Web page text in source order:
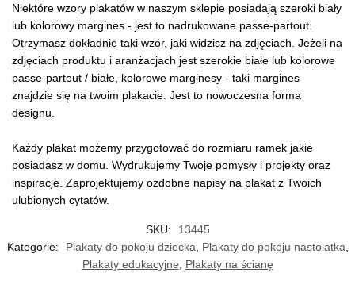
Niektóre wzory plakatów w naszym sklepie posiadają szeroki biały
lub kolorowy margines - jest to nadrukowane passe-partout.
Otrzymasz dokładnie taki wzór, jaki widzisz na zdjęciach. Jeżeli na
zdjęciach produktu i aranżacjach jest szerokie białe lub kolorowe
passe-partout / białe, kolorowe marginesy - taki margines
znajdzie się na twoim plakacie. Jest to nowoczesna forma
designu.
Każdy plakat możemy przygotować do rozmiaru ramek jakie
posiadasz w domu. Wydrukujemy Twoje pomysły i projekty oraz
inspiracje. Zaprojektujemy ozdobne napisy na plakat z Twoich
ulubionych cytatów.
SKU:
13445
Kategorie:
Plakaty do pokoju dziecka Plakaty do pokoju nastolatka
Plakaty edukacyjne
Plakaty na ścianę